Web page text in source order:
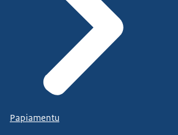
Papiamentu